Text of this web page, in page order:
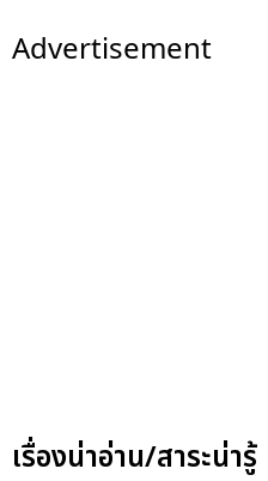
Advertisement
เรื่องน่าอ่าน/สาระน่ารู้